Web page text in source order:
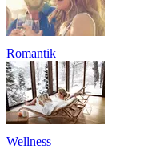
Romantik
Wellness